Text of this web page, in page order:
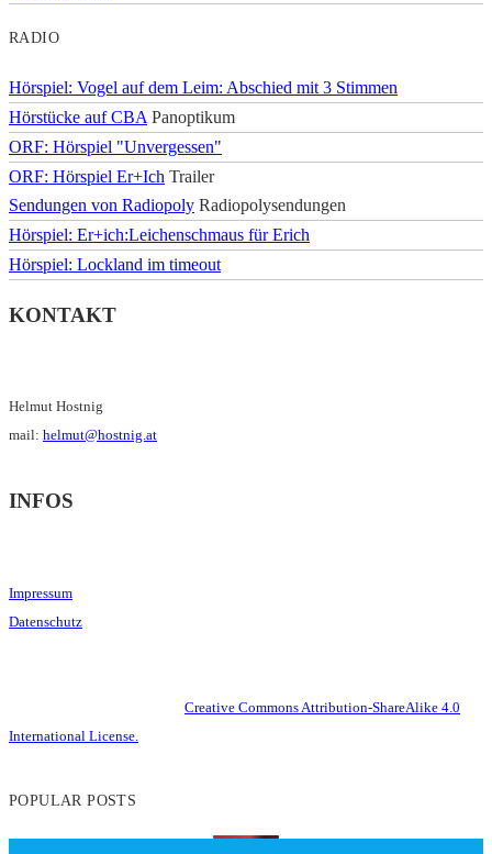
RADIO
Hörspiel: Vogel auf dem Leim: Abschied mit 3 Stimmen
Hörstücke auf CBA Panoptikum
ORF: Hörspiel "Unvergessen"
ORF: Hörspiel Er+Ich Trailer
Sendungen von Radiopoly Radiopolysendungen
Hörspiel: Er+ich:Leichenschmaus für Erich
Hörspiel: Lockland im timeout
KONTAKT
Helmut Hostnig
mail: helmut@hostnig.at
INFOS
Impressum
Datenschutz
Creative Commons Attribution-ShareAlike 4.0
International License.
POPULAR POSTS